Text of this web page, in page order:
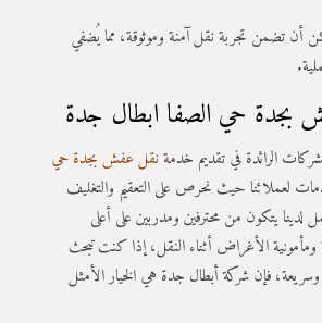
أن تضمن تجربة نقل آمنة وموثوقة، مما يُضفي
بجدة حي الصفا ابطال جدة
الرائدة في تقديم خدمةنقل عفش بجدة حي
لعملائنا حيث نحرص على التعقيم والتغليف
لدينا يتكون من محترفين ومدربين على أعلى
الأغراض أثناء النقل، إذا كنت تبحث
فإن شركة أبطال جدة هي الخيار الأمثل